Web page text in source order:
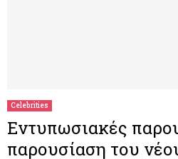
Celebrities
Εντυπωσιακές
παρουσίαση του